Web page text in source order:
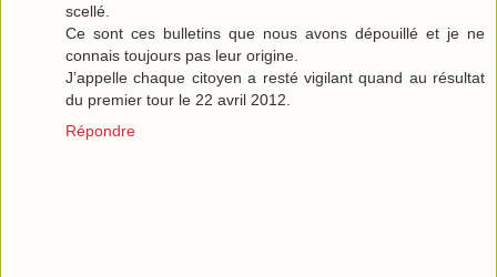
scellé.
Ce sont ces bulletins que nous avons dépouillé et je ne
connais toujours pas leur origine.
J’appelle chaque citoyen a resté vigilant quand au résultat
du premier tour le 22 avril 2012.
Répondre